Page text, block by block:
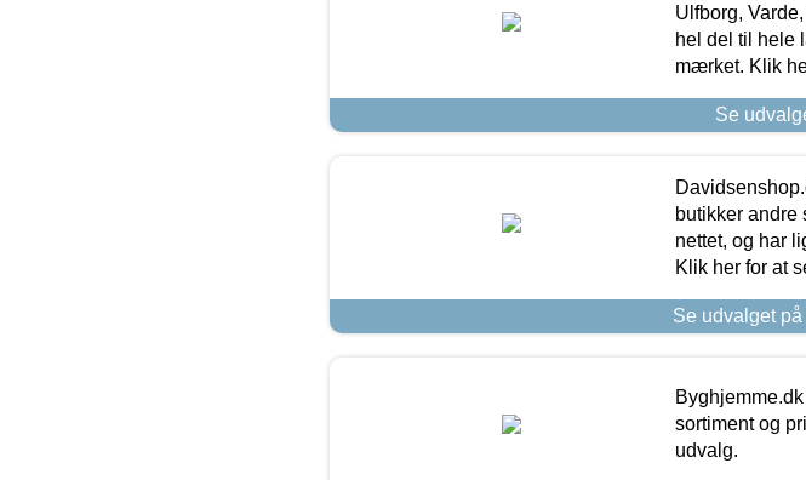
Ulfborg,
hel del til hele
mærket. Klik
Se
butikker
nettet, og har
Klik her for at
Se udvalget
sortiment og
udvalg.